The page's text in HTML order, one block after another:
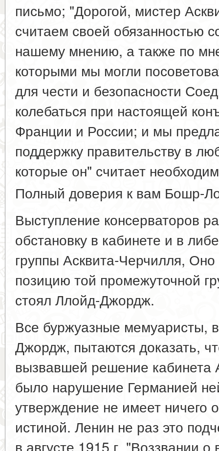
письмо; "Дорогой, мистер
считаем своей обязанностью
нашему мнению, а также по
которыми мы могли
для чести и безопасности
колебаться при настоящей
Франции и России; и мы
поддержку правительству в
которые он" считает
Полный доверия к вам Бошр-
Выступление консерваторов
обстановку в кабинете и в
группы Асквита-Черчилля,
позицию той промежуточной
стоял Ллойд-Джордж.
Все буржуазные мемуаристы,
Джордж, пытаются доказать,
вызвавшей решение кабинета
было нарушение Германией
утверждение не имеет ничего
истиной. Ленин не раз это
в августе 1915 г. "Воззвании